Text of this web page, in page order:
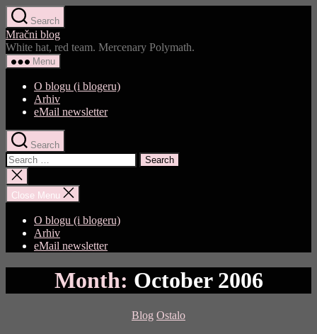
Skip
to
the
content
Search
Mračni blog
White hat, red team. Mercenary Polymath.
Menu
O blogu (i blogeru)
Arhiv
eMail newsletter
Search
Search
for:
Close
search
Close Menu
O blogu (i blogeru)
Arhiv
eMail newsletter
Month: October 2006
Categories
Blog Ostalo